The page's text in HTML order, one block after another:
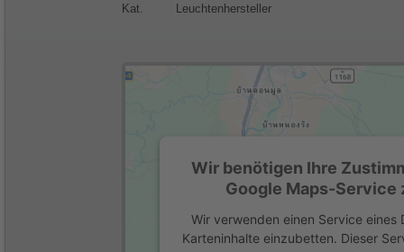
Kat.
Leuchtenhersteller
Wir benötigen Ihre
Google Maps-Service
Wir verwenden einen Service eines
Karteninhalte einzubetten. Dieser